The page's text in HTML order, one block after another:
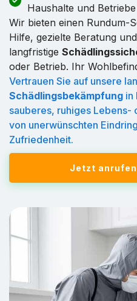
Haushalte und Betriebe
Wir bieten einen Rundum-
Hilfe, gezielte Beratung
langfristige
oder Betrieb. Ihr
Vertrauen Sie auf unsere
Schädlingsbekämpfung in
sauberes, ruhiges
von unerwünschten
Zufriedenheit.
Jetzt